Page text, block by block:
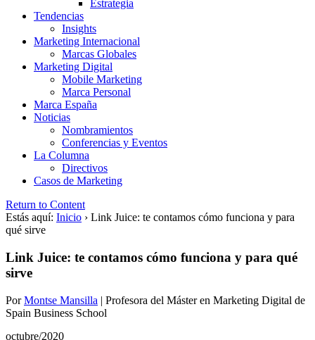
Estrategia
Tendencias
Insights
Marketing Internacional
Marcas Globales
Marketing Digital
Mobile Marketing
Marca Personal
Marca España
Noticias
Nombramientos
Conferencias y Eventos
La Columna
Directivos
Casos de Marketing
Return to Content
Estás aquí: Inicio › Link Juice: te contamos cómo funciona y para
qué sirve
Link Juice: te contamos cómo funciona y para qué
sirve
PorMontse Mansilla | Profesora del Máster en Marketing Digital de
Spain Business School
octubre/2020